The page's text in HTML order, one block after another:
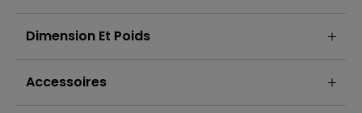
Dimension Et Poids
Accessoires